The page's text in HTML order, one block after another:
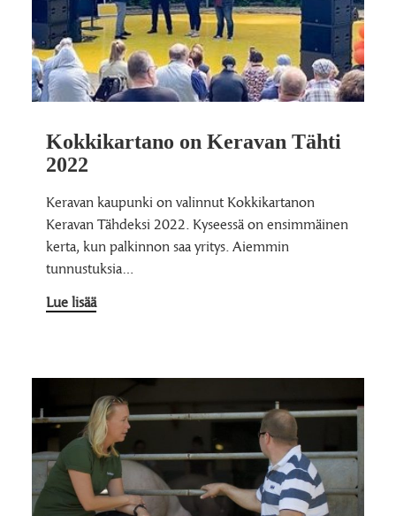
Kokki­kartano on Keravan Tähti
2022
Keravan kaupunki on valinnut Kokkikartanon
Keravan Tähdeksi 2022. Kyseessä on ensimmäinen
kerta, kun palkinnon saa yritys. Aiemmin
tunnustuksia…
Lue lisää